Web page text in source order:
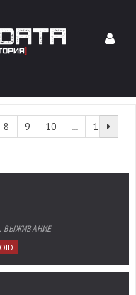
8 9 10 ... 13
ВЫЖИВАНИЕ